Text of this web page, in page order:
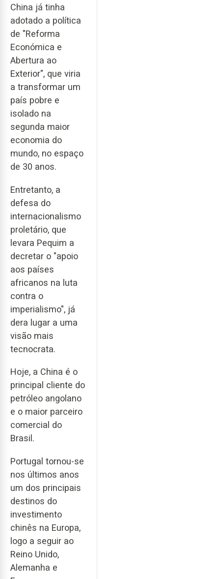
China já tinha
adotado a política
de "Reforma
Económica e
Abertura ao
Exterior", que viria
a transformar um
país pobre e
isolado na
segunda maior
economia do
mundo, no espaço
de 30 anos.
Entretanto, a
defesa do
internacionalismo
proletário, que
levara Pequim a
decretar o "apoio
aos países
africanos na luta
contra o
imperialismo", já
dera lugar a uma
visão mais
tecnocrata.
Hoje, a China é o
principal cliente do
petróleo angolano
e o maior parceiro
comercial do
Brasil.
Portugal tornou-se
nos últimos anos
um dos principais
destinos do
investimento
chinês na Europa,
logo a seguir ao
Reino Unido,
Alemanha e